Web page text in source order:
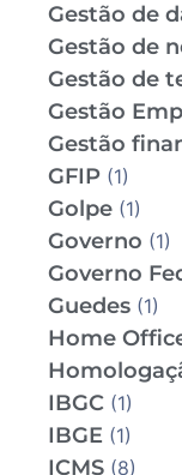
Gestão de
Gestão de
Gestão de
Gestão
Gestão
GFIP (1)
Golpe (1)
Governo (1)
Governo
Guedes (1)
Home
IBGC (1)
IBGE (1)
ICMS (8)